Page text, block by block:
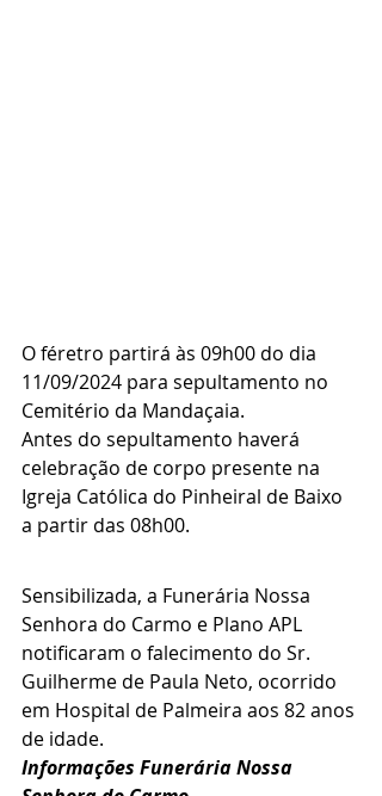
O féretro partirá às 09h00 do dia
11/09/2024 para sepultamento no
Cemitério da Mandaçaia.
Antes do sepultamento haverá
celebração de corpo presente na
Igreja Católica do Pinheiral de Baixo
a partir das 08h00.
Sensibilizada, a Funerária Nossa
Senhora do Carmo e Plano APL
notificaram o falecimento do Sr.
Guilherme de Paula Neto, ocorrido
em Hospital de Palmeira aos 82 anos
de idade.
Informações Funerária Nossa